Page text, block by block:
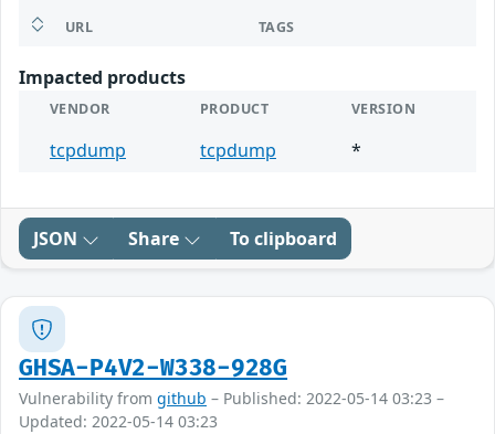
URL TAGS
Impacted products
VENDOR PRODUCT VERSION
tcpdump tcpdump *
JSON Share To clipboard
GHSA-P4V2-W338-928G
Vulnerability from github – Published: 2022-05-14 03:23 –
Updated: 2022-05-14 03:23